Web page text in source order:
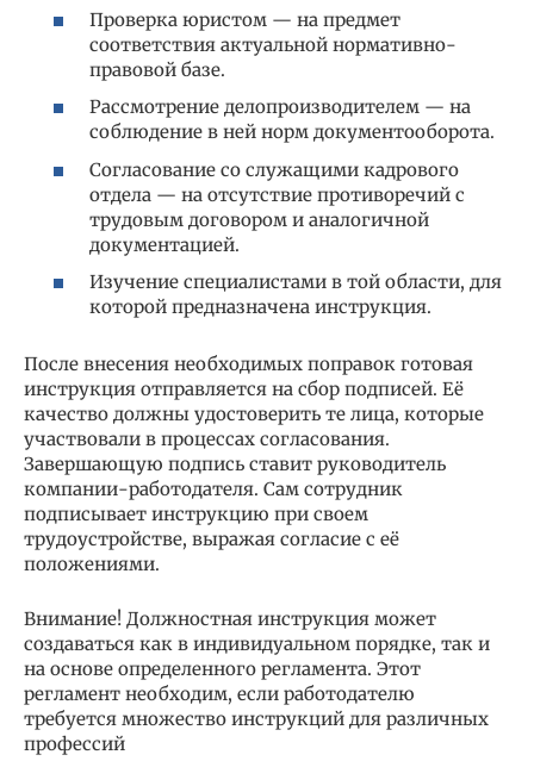
Проверка юристом — на предмет
соответствия актуальной нормативно-
правовой базе.
Рассмотрение делопроизводителем — на
соблюдение в ней норм документооборота.
Согласование со служащими кадрового
отдела — на отсутствие противоречий с
трудовым договором и аналогичной
документацией.
Изучение специалистами в той области, для
которой предназначена инструкция.
После внесения необходимых поправок готовая
инструкция отправляется на сбор подписей. Её
качество должны удостоверить те лица, которые
участвовали в процессах согласования.
Завершающую подпись ставит руководитель
компании-работодателя. Сам сотрудник
подписывает инструкцию при своем
трудоустройстве, выражая согласие с её
положениями.
Внимание! Должностная инструкция может
создаваться как в индивидуальном порядке, так и
на основе определенного регламента. Этот
регламент необходим, если работодателю
требуется множество инструкций для различных
профессий